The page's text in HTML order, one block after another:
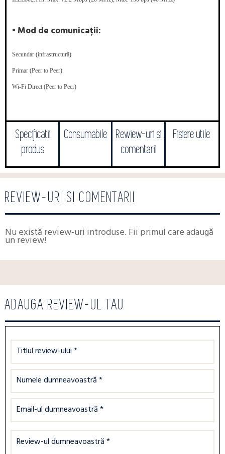
• Mod de comunicații:
Secundar (infrastructură)
Primar (Peer to Peer)
Wi-Fi Direct (Peer to Peer)
Specificatii
produs
Consumabile
Rewiew-uri si
comentarii
Fisiere utile
REVIEW-URI SI COMENTARII
Nu există review-uri introduse. Fii primul care adaugă
un review!
ADAUGA REVIEW-UL TAU